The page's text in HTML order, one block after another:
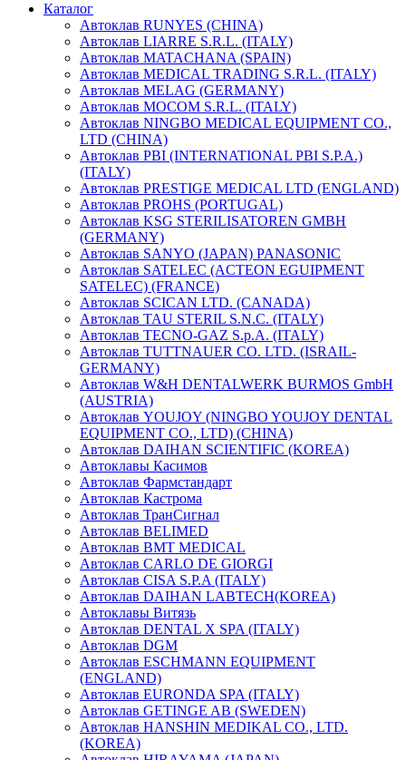
Каталог
Автоклав RUNYES (CHINA)
Автоклав LIARRE S.R.L. (ITALY)
Автоклав MATACHANA (SPAIN)
Автоклав MEDICAL TRADING S.R.L. (ITALY)
Автоклав MELAG (GERMANY)
Автоклав MOCOM S.R.L. (ITALY)
Автоклав NINGBO MEDICAL EQUIPMENT CO.,
LTD (CHINA)
Автоклав PBI (INTERNATIONAL PBI S.P.A.)
(ITALY)
Автоклав PRESTIGE MEDICAL LTD (ENGLAND)
Автоклав PROHS (PORTUGAL)
Автоклав KSG STERILISATOREN GMBH
(GERMANY)
Автоклав SANYO (JAPAN) PANASONIC
Автоклав SATELEC (ACTEON EGUIPMENT
SATELEC) (FRANCE)
Автоклав SCICAN LTD. (CANADA)
Автоклав TAU STERIL S.N.C. (ITALY)
Автоклав TECNO-GAZ S.p.A. (ITALY)
Автоклав TUTTNAUER CO. LTD. (ISRAIL-
GERMANY)
Автоклав W&H DENTALWERK BURMOS GmbH
(AUSTRIA)
Автоклав YOUJOY (NINGBO YOUJOY DENTAL
EQUIPMENT CO., LTD) (CHINA)
Автоклав DAIHAN SCIENTIFIC (KOREA)
Автоклавы Касимов
Автоклав Фармстандарт
Автоклав Кастрома
Автоклав ТранСигнал
Автоклав BELIMED
Автоклав BMT MEDICAL
Автоклав CARLO DE GIORGI
Автоклав CISA S.P.A (ITALY)
Автоклав DAIHAN LABTECH(KOREA)
Автоклавы Витязь
Автоклав DENTAL X SPA (ITALY)
Автоклав DGM
Автоклав ESCHMANN EQUIPMENT
(ENGLAND)
Автоклав EURONDA SPA (ITALY)
Автоклав GETINGE AB (SWEDEN)
Автоклав HANSHIN MEDIKAL CO., LTD.
(KOREA)